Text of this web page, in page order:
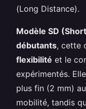
(Long Distance).
Modèle SD
débutants, cette
flexibilité et le
expérimentés.
plus fin (2 mm)
mobilité, tandis